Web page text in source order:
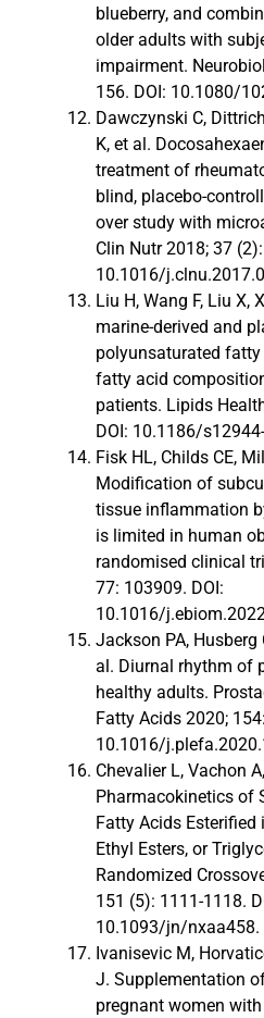
blueberry, and
older adults with
impairment.
156. DOI: 10.1080/
Dawczynski C,
K, et al.
treatment of
blind, placebo-
over study with
Clin Nutr 2018; 37
10.1016/
Liu H, Wang F, Liu X,
marine-derived and
polyunsaturated
fatty acid
patients. Lipids
DOI: 10.1186/
Fisk HL, Childs CE,
Modification of
tissue inflammation
is limited in human
randomised clinical
77: 103909. DOI:
10.1016/
Jackson PA, Husberg
al. Diurnal rhythm of
healthy adults.
Fatty Acids 2020;
10.1016/
Chevalier L, Vachon
Pharmacokinetics of
Fatty Acids
Ethyl Esters, or
Randomized
151 (5): 1111-1118.
10.1093/jn/nxaa458.
Ivanisevic M,
J. Supplementation
pregnant women